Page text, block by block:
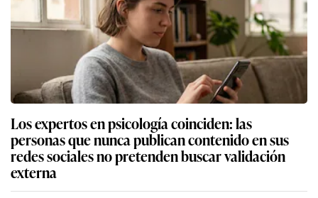
Los expertos en psicología coinciden: las
personas que nunca publican contenido en sus
redes sociales no pretenden buscar validación
externa